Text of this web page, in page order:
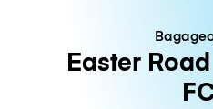
Easter